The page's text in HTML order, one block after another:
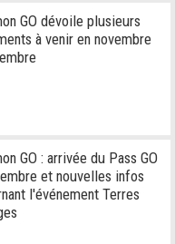
GO dévoile plusieurs
à venir en novembre
GO : arrivée du Pass GO
et nouvelles infos
l'événement Terres